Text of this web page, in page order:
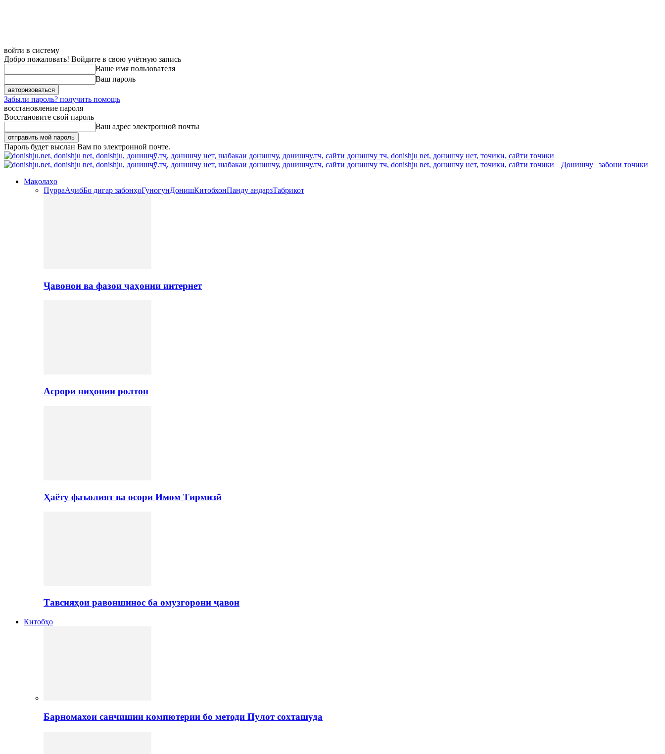
войти в систему
Добро пожаловать! Войдите в свою учётную запись
Ваше имя пользователя
Ваш пароль
Забыли пароль? получить помощь
восстановление пароля
Восстановите свой пароль
Ваш адрес электронной почты
Пароль будет выслан Вам по электронной почте.
Донишчу | забони точики
Мақолаҳо
ПурраАҷибБо дигар забонҳоГуногунДонишКитобхонПанду андарзТабрикот
Ҷавонон ва фазои ҷаҳонии интернет
Асрори ниҳонии ролтон
Ҳаёту фаъолият ва осори Имом Тирмизӣ
Тавсияҳои равоншинос ба омузгорони ҷавон
Китобҳо
Барномахои санчишии компютерии бо методи Пулот сохташуда